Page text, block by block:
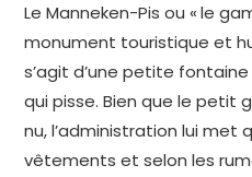
Le Manneken-Pis ou « le
monument touristique et
s’agit d’une petite
qui pisse. Bien que le petit
nu, l’administration lui met
vêtements et selon les